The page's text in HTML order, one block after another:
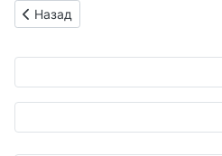
Предыдущий: Valeo и VoltR:
Назад